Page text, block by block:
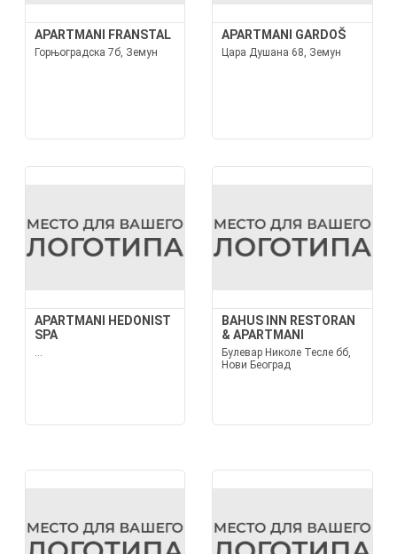
APARTMANI FRANSTAL
Горњоградска 7б, Земун
APARTMANI GARDOŠ
Цара Душана 68, Земун
APARTMANI HEDONIST
SPA
...
BAHUS INN RESTORAN
& APARTMANI
Булевар Николе Тесле бб,
Нови Београд